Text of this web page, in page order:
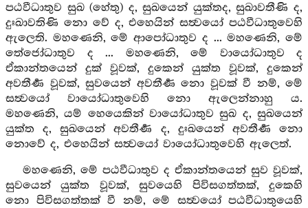
පඨවීධාතුව සුඛ (හේතු) ද, සුඛයෙන් යුක්තද, සුඛාවතීණි ද,
දුඃඛාවතිණි නො වේ ද, එහෙයින් සත්‍වයෝ පඨවීධාතුවෙහි
ඇලෙති. මහණෙනි, මේ ආපෝධාතුව ද ... මහණෙනි, මේ
තේජෝධාතුව ද ... මහණෙනි, මේ වායෝධාතුව ද
ඒකාන්තයෙන් දුක් වූවක්, දුකෙන් යුක්ත වූවක්, දුකෙන්
අවතීර්‍ණ වූවක්, සුවයෙන් අවතීර්‍ණ නො වූවක් වී නම්, මේ
සත්‍වයෝ වායෝධාතුවෙහි නො ඇලෙන්නාහු ය.
මහණෙනි, යම් හෙයෙකින් වායෝධාතුව සුඛ ද, සුඛයෙන්
යුක්ත ද, සුඛයෙන් අවතීර්‍ණ ද, දුඃඛයෙන් අවතීර්‍ණ නො
නොවේ ද, එහෙයින් සත්‍වයෝ වායෝධාතුවෙහි ඇලෙත්.
මහණෙනි, මේ පඨවීධාතුව ද ඒකාන්තයෙන් සුව වූවක්,
සුවයෙන් යුක්ත වූවක්, සුවයෙහි පිවිසගත්තක්, දුකෙහි
නො පිවිසගත්තක් වී නම්, මේ සත්‍වයෝ පඨවීධාතුයෙහි